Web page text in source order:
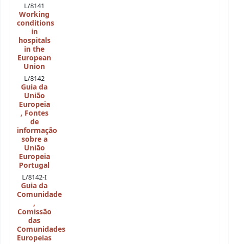
L/8141
Working
conditions
in
hospitals
in the
European
Union
L/8142
Guia da
União
Europeia
, Fontes
de
informação
sobre a
União
Europeia
Portugal
L/8142-I
Guia da
Comunidade
,
Comissão
das
Comunidades
Europeias